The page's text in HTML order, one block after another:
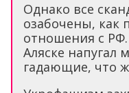
Однако все
озабочены, как
отношения с
Аляске напугал
гадающие, что